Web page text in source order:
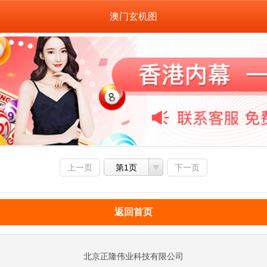
澳门玄机图
上一页 第1页 下一页
返回首页
北京正隆伟业科技有限公司